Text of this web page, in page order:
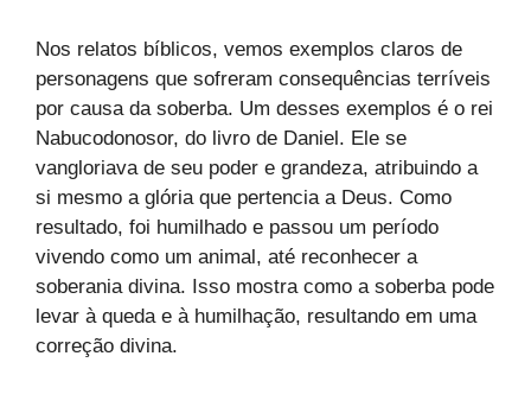
Nos relatos bíblicos, vemos exemplos claros de
personagens que sofreram consequências terríveis
por causa da soberba. Um desses exemplos é o rei
Nabucodonosor, do livro de Daniel. Ele se
vangloriava de seu poder e grandeza, atribuindo a
si mesmo a glória que pertencia a Deus. Como
resultado, foi humilhado e passou um período
vivendo como um animal, até reconhecer a
soberania divina. Isso mostra como a soberba pode
levar à queda e à humilhação, resultando em uma
correção divina.